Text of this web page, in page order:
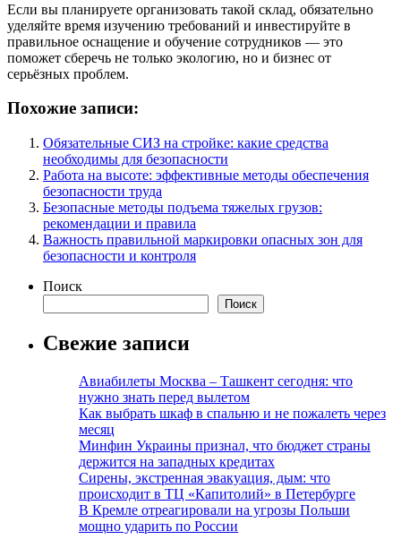
Если вы планируете организовать такой склад, обязательно
уделяйте время изучению требований и инвестируйте в
правильное оснащение и обучение сотрудников — это
поможет сберечь не только экологию, но и бизнес от
серьёзных проблем.
Похожие записи:
Обязательные СИЗ на стройке: какие средства
необходимы для безопасности
Работа на высоте: эффективные методы обеспечения
безопасности труда
Безопасные методы подъема тяжелых грузов:
рекомендации и правила
Важность правильной маркировки опасных зон для
безопасности и контроля
Поиск
Поиск
Свежие записи
Авиабилеты Москва – Ташкент сегодня: что
нужно знать перед вылетом
Как выбрать шкаф в спальню и не пожалеть через
месяц
Минфин Украины признал, что бюджет страны
держится на западных кредитах
Сирены, экстренная эвакуация, дым: что
происходит в ТЦ «Капитолий» в Петербурге
В Кремле отреагировали на угрозы Польши
мощно ударить по России